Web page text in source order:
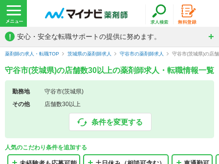
! 安心・安全な転職サポートの提供に努めます。
薬剤師の求人・転職TOP 茨城県の薬剤師求人 守谷市の薬剤師求人 守谷市(茨城県)の店
守谷市(茨城県)の店舗数30以上の薬剤師求人・転職情報一覧
勤務地
守谷市(茨城県)
その他
店舗数30以上
条件を変更する
人気のこだわり条件を追加する